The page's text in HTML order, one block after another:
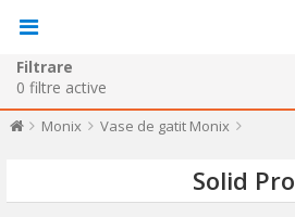
Filtrare
0 filtre active
Monix Vase de gatit Monix
Solid Pro